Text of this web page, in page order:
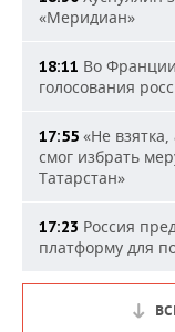
«Меридиан»
18:11 Во
голосования
17:55 «Не
смог избрать
Татарстан»
17:23 Россия
платформу для